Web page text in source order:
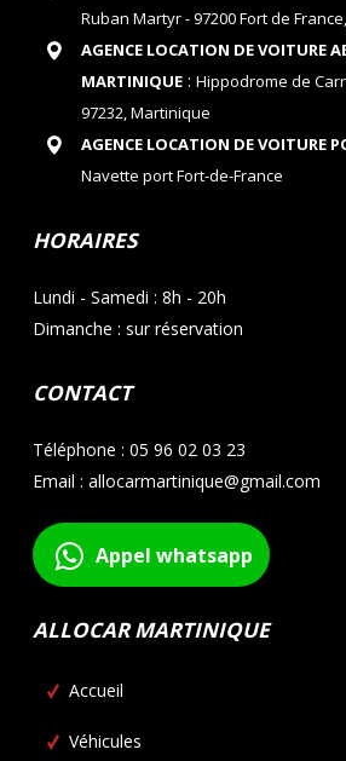
Ruban Martyr - 97200 Fort de
AGENCE LOCATION DE VOITURE
MARTINIQUE: Hippodrome de
97232, Martinique
AGENCE LOCATION DE VOITURE
Navette port Fort-de-France
HORAIRES
Lundi - Samedi : 8h - 20h
Dimanche : sur réservation
CONTACT
Téléphone : 05 96 02 03 23
Email : allocarmartinique@gmail.com
Appel whatsapp
ALLOCAR MARTINIQUE
Accueil
Véhicules